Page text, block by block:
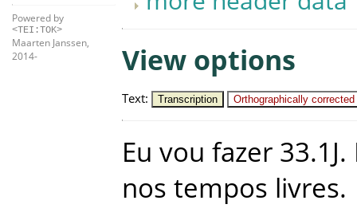
Powered by
<TEI:TOK>
Maarten Janssen,
2014-
View options
Text: Transcription Orthographically
Eu vou fazer 33.1J.
nos tempos livres.